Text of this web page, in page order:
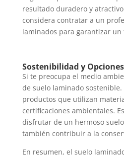
resultado duradero y
considera contratar a un
laminados para garantizar
Sostenibilidad y
Si te preocupa el medio
de suelo laminado
productos que utilizan
certificaciones ambientales.
disfrutar de un hermoso
también contribuir a la
En resumen, el suelo